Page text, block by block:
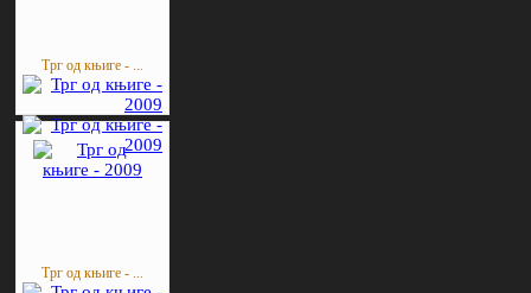
Трг од књиге - ...
Трг од књиге - ...